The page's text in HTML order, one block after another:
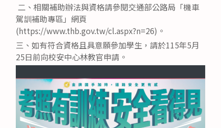
二、相關補助辦法與資格請參閱交通部公路局「機車
駕訓補助專區」網頁
(https://www.thb.gov.tw/cl.aspx?n=26)。
三、如有符合資格且具意願參加學生，請於115年5月
25日前向校安中心林教官申請。